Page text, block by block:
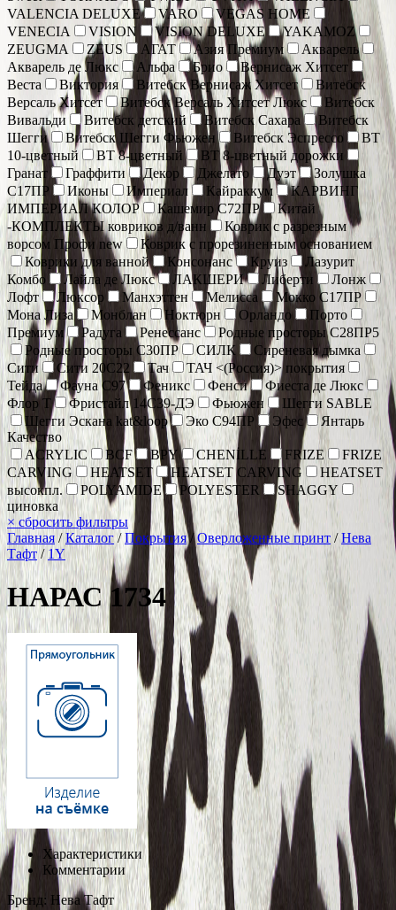
VALENCIA DELUXE
VARO
VEGAS HOME
VENECIA
VISION VISION DELUXE
YAKAMOZ
ZEUGMA
ZEUS АГАТ Азия Премиум
Акварель
Акварель де Люкс
Альфа Брио
Вернисаж Хитсет
Веста
Виктория Витебск Вернисаж Хитсет
Витебск
Версаль Хитсет
Витебск Версаль Хитсет Люкс
Витебск
Вивальди
Витебск детский Витебск Сахара
Витебск
Шегги
Витебск Шегги Фьюжен Витебск Эспрессо
ВТ
10-цветный
ВТ 8-цветный
ВТ 8-цветный дорожки
Гранат
Граффити Декор Джелато Дуэт
Золушка
С17ПР
Иконы Империал Кайраккум
КАРВИНГ
ИМПЕРИАЛ КОЛОР
Кашемир С72ПР
Китай
-КОМПЛЕКТЫ ковриков д/ванн
Коврик c разрезным
ворсом Профи new
Коврик с прорезиненным основанием
Коврики для ванной
Консонанс Круиз
Лазурит
Комбо
Лайла де Люкс ЛАКШЕРИ Либерти
Лонж
Лофт
Люксор Манхэттен Мелисса
Мокко С17ПР
Мона Лиза
Монблан Ноктюрн Орландо
Порто
Премиум
Радуга Ренессанс
Родные просторы С28ПР5
Родные просторы С30ПР
СИЛК
Сиреневая дымка
Сити
Сити 20С22 Тач
ТАЧ <(Россия)> покрытия
Тейда
Фауна С97 Феникс Фенси
Фиеста де Люкс
Флор Т
Фристайл 14С39-ДЭ Фьюжен
Шегги SABLE
Шегги Эскана kat&loop
Эко С94ПР Эфес
Янтарь
Качество
ACRYLIC
BCF BPY CHENİLLE FRIZE
FRIZE
CARVING
HEATSET HEATSET CARVING
HEATSET
высокпл.
POLYAMIDE POLYESTER
SHAGGY
циновка
× сбросить фильтры
Главная /Каталог /Покрытия/Оверложенные принт /Нева
Тафт/ 1Y
НАРАС 1734
Характеристики
Комментарии
Бренд: Нева Тафт